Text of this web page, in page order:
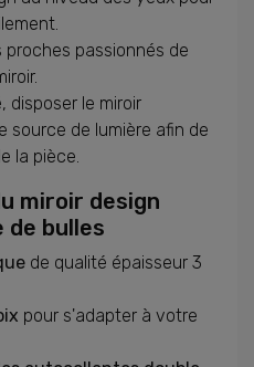
passionnés de
disposer le miroir
source de lumière afin de
la pièce.
miroir design
de bulles
de qualité épaisseur 3
pour s'adapter à votre